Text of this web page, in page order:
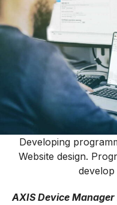
Developing
Website design.
AXIS Device